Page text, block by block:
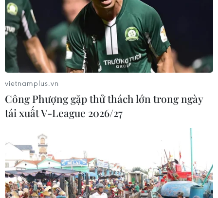
vietnamplus.vn
Công Phượng gặp thử thách lớn trong ngày
tái xuất V-League 2026/27